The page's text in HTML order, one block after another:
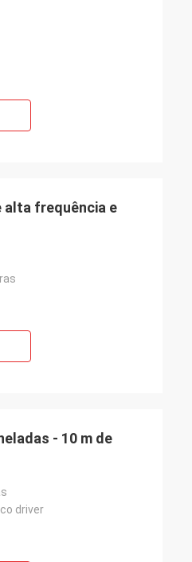
alta frequência e
- 10 m de
driver